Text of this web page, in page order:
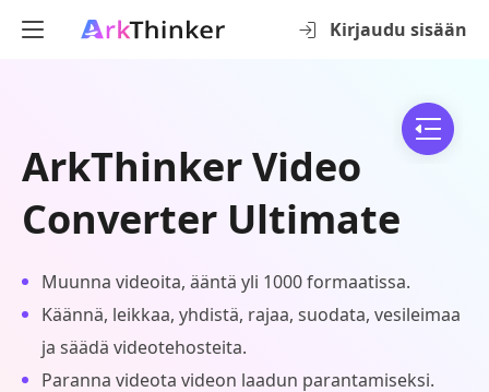
Kirjaudu sisään
ArkThinker Video
Converter Ultimate
Muunna videoita, ääntä yli 1000 formaatissa.
Käännä, leikkaa, yhdistä, rajaa, suodata, vesileimaa
ja säädä videotehosteita.
Paranna videota videon laadun parantamiseksi.